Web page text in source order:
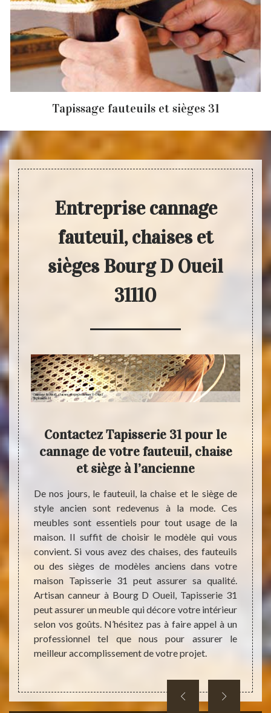
Tapissage fauteuils et sièges 31
Entreprise cannage
fauteuil, chaises et
sièges Bourg D Oueil
31110
à
prix
de
et
des
les
son
Contactez Tapisserie 31 pour le
cannage de votre fauteuil, chaise
et siège à l’ancienne
De nos jours, le fauteuil, la chaise et le siège de
style ancien sont redevenus à la mode. Ces
meubles sont essentiels pour tout usage de la
maison. Il suffit de choisir le modèle qui vous
convient. Si vous avez des chaises, des fauteuils
ou des sièges de modèles anciens dans votre
maison Tapisserie 31 peut assurer sa qualité.
Artisan canneur à Bourg D Oueil, Tapisserie 31
peut assurer un meuble qui décore votre intérieur
selon vos goûts. N’hésitez pas à faire appel à un
professionnel tel que nous pour assurer le
meilleur accomplissement de votre projet.
de
les
cela